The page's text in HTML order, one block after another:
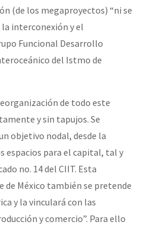
(de los megaproyectos) “ni se
interconexión y el
Funcional Desarrollo
del Istmo de
de todo este
y sin tapujos. Se
objetivo nodal, desde la
espacios para el capital, tal y
no. 14 del CIIT. Esta
de México también se pretende
y la vinculará con las
y comercio”. Para ello